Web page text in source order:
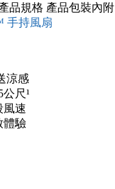
品規格 產品包裝內附
手持風扇
涼感
尺¹
風速
體驗